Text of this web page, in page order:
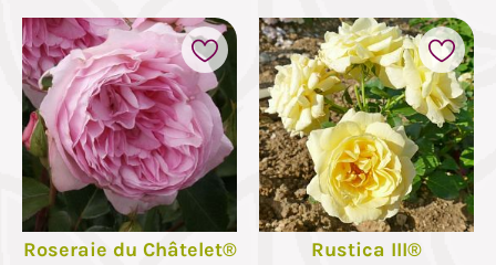
Roseraie du Châtelet® Rustica III®